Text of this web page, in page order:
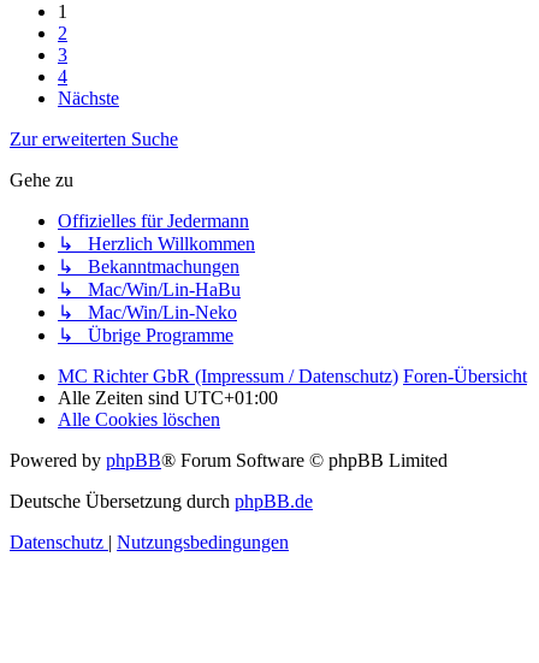
1
2
3
4
Nächste
Zur erweiterten Suche
Gehe zu
Offizielles für Jedermann
↳ Herzlich Willkommen
↳ Bekanntmachungen
↳ Mac/Win/Lin-HaBu
↳ Mac/Win/Lin-Neko
↳ Übrige Programme
MC Richter GbR (Impressum / Datenschutz) Foren-Übersicht
Alle Zeiten sind UTC+01:00
Alle Cookies löschen
Powered by phpBB® Forum Software © phpBB Limited
Deutsche Übersetzung durch phpBB.de
Datenschutz
Nutzungsbedingungen